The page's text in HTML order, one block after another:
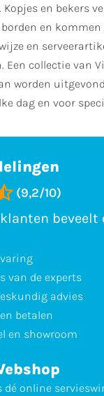
en bekers
en
en
Een collectie van
worden
dag en voor
(9,2/10)
beveelt
van de experts
advies
betalen
en showroom
dé online